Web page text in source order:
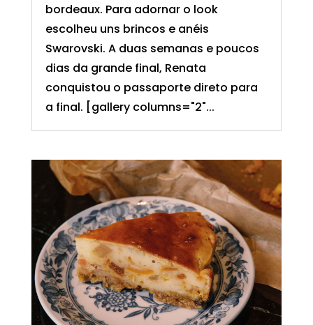
bordeaux. Para adornar o look
escolheu uns brincos e anéis
Swarovski. A duas semanas e poucos
dias da grande final, Renata
conquistou o passaporte direto para
a final. [gallery columns="2"...